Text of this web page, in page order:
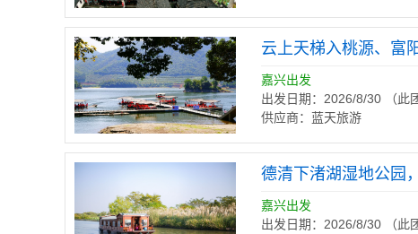
云上天梯入桃源、富
嘉兴出发
出发日期：2026/8/30 （此
供应商：蓝天旅游
德清下渚湖湿地公园
嘉兴出发
出发日期：2026/8/30 （此